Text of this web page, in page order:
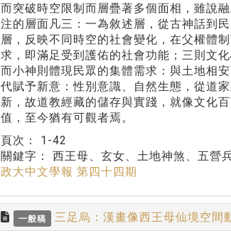
而突破時空限制而層疊著多個面相，雖說
注的層面凡三：一為敘述層，從古神話到
層，反映不同時空的社會變化，在父權體
求，即滿足受到護佑的社會功能；三則文
而小神則體現民眾的集體需求：與土地相
代賦予新意：性別意識、自然生態，從道
新，故道教經藏的儲存與實踐，就像文化
值，至今猶有可觀者焉。
頁次： 1-42
關鍵字： 西王母、玄女、土地神煞、五營
政大中文學報 第四十四期
一般稿 三足烏：漢畫像西王母仙境空間